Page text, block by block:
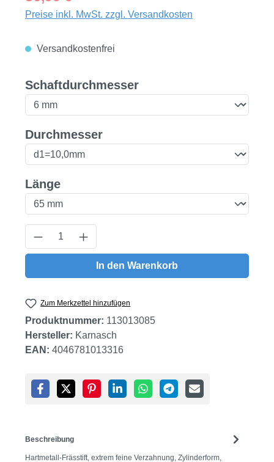
Preise inkl. MwSt. zzgl. Versandkosten
Versandkostenfrei
Schaftdurchmesserauswählen
Durchmesserauswählen
Längeauswählen
Produkt Anzahl: Gib den gewünschten
In den Warenkorb
Zum Merkzettel hinzufügen
Produktnummer: 113013085
Hersteller: Karnasch
EAN: 4046781013316
Beschreibung
Hartmetall-Frässtift, extrem feine Verzahnung, Zylinderform,